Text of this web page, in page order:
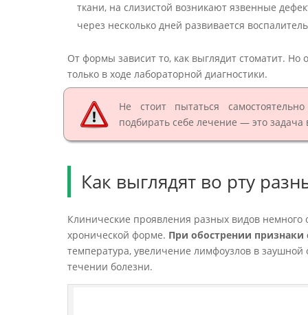
ткани, на слизистой возникают язвенные
через несколько дней развивается
От формы зависит то, как выглядит стоматит.
только в ходе лабораторной диагностики.
Не стоит пытаться
подбирать себе лечение — это задача
Как выглядят во рту
Клинические проявления разных видов немного
хронической форме. При обострении
температура, увеличение лимфоузлов в
течении болезни.